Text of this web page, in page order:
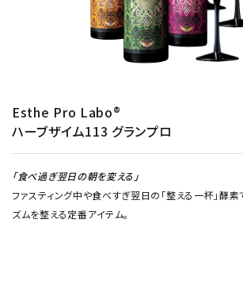
Esthe Pro Labo®
ハーブザイム113 グランプロ
「食べ過ぎ翌日の朝を変える」
ファスティング中や食べすぎ翌日の「整える一杯」酵素
ズムを整える定番アイテム。